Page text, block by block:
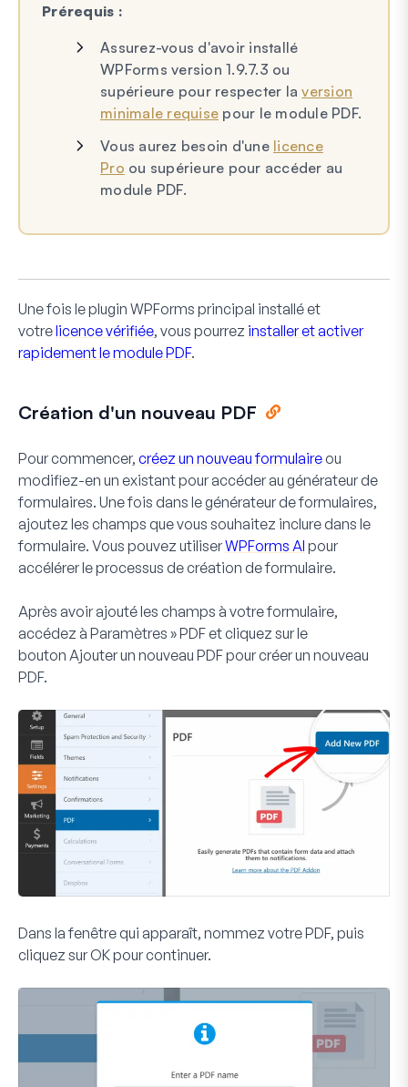
Prérequis :
Assurez-vous d'avoir installé
WPForms version 1.9.7.3 ou
supérieure pour respecter laversion
minimale requise pour le module PDF.
Vous aurez besoin d'une licence
Pro ou supérieure pour accéder au
module PDF.
Une fois le plugin WPForms principal installé et
votrelicence vérifiée, vous pourrez installer et activer
rapidement le module PDF.
Création d'un nouveau PDF
Pour commencer, créez un nouveau formulaireou
modifiez-en un existant pour accéder au générateur de
formulaires. Une fois dans le générateur de formulaires,
ajoutez les champs que vous souhaitez inclure dans le
formulaire. Vous pouvez utiliserWPForms AI pour
accélérer le processus de création de formulaire.
Après avoir ajouté les champs à votre formulaire,
accédez à Paramètres » PDFet cliquez sur le
bouton Ajouter un nouveau PDFpour créer un nouveau
PDF.
Dans la fenêtre qui apparaît, nommez votre PDF, puis
cliquez sur OKpour continuer.